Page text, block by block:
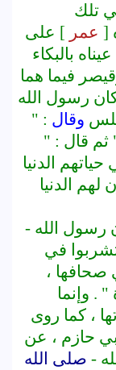
تلك
[ عمر ] على
بالبكاء
فيما هما
رسول الله
وقال : "
ثم قال : "
الدنيا
الدنيا
رسول الله -
في
صحافها ،
" . وإنما
، كما روى
حازم ، عن
- صلى الله